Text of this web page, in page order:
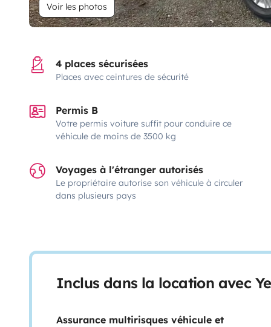
Voir les photos
4 places sécurisées
Places avec ceintures de sécurité
Permis B
Votre permis voiture suffit pour conduire ce
véhicule de moins de 3500 kg
Voyages à l'étranger autorisés
Le propriétaire autorise son véhicule à circuler
dans plusieurs pays
Inclus dans la location avec
Assurance multirisques véhicule et